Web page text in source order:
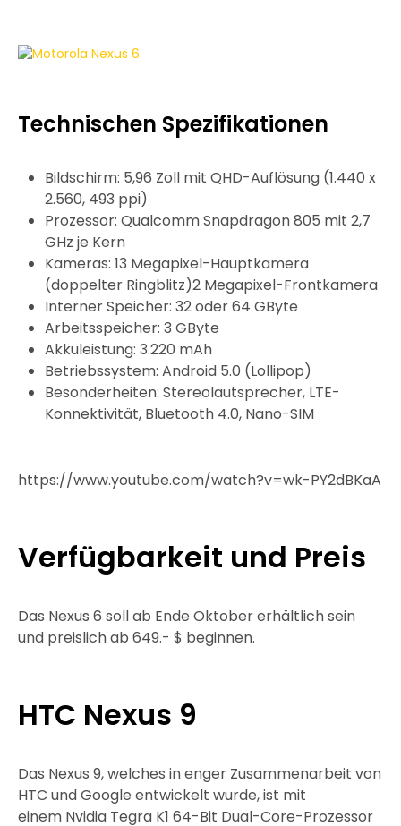
Technischen Spezifikationen
Bildschirm: 5,96 Zoll mit QHD-Auflösung (1.440 x
2.560, 493 ppi)
Prozessor: Qualcomm Snapdragon 805 mit 2,7
GHz je Kern
Kameras: 13 Megapixel-Hauptkamera
(doppelter Ringblitz)2 Megapixel-Frontkamera
Interner Speicher: 32 oder 64 GByte
Arbeitsspeicher: 3 GByte
Akkuleistung: 3.220 mAh
Betriebssystem: Android 5.0 (Lollipop)
Besonderheiten: Stereolautsprecher, LTE-
Konnektivität, Bluetooth 4.0, Nano-SIM
https://www.youtube.com/watch?v=wk-PY2dBKaA
Verfügbarkeit und Preis
Das Nexus 6 soll ab Ende Oktober erhältlich sein
und preislich ab 649.- $ beginnen.
HTC Nexus 9
Das Nexus 9, welches in enger Zusammenarbeit von
HTC und Google entwickelt wurde, ist mit
einem Nvidia Tegra K1 64-Bit Dual-Core-Prozessor